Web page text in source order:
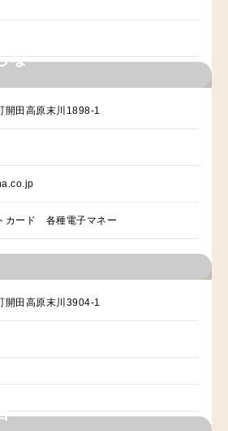
な
開田高原末川1898-1
カード 各種電子マネー
開田高原末川3904-1